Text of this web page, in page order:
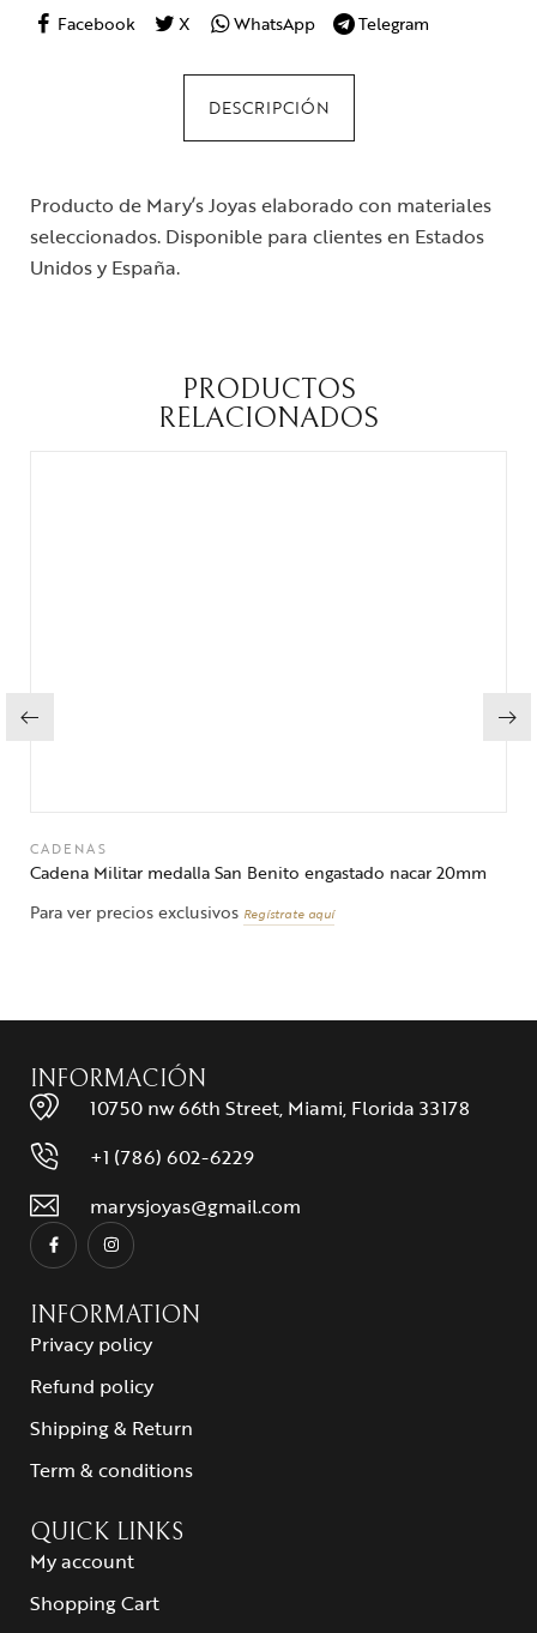
Facebook
X WhatsApp Telegram
DESCRIPCIÓN
Producto de Mary’s Joyas elaborado con materiales
seleccionados. Disponible para clientes en Estados
Unidos y España.
PRODUCTOS
RELACIONADOS
CADENAS
Cadena Militar medalla San Benito engastado nacar 20mm
Para ver precios exclusivos Regístrate aquí
INFORMACIÓN
10750 nw 66th Street, Miami, Florida 33178
+1 (786) 602-6229
marysjoyas@gmail.com
INFORMATION
Privacy policy
Refund policy
Shipping & Return
Term & conditions
QUICK LINKS
My account
Shopping Cart